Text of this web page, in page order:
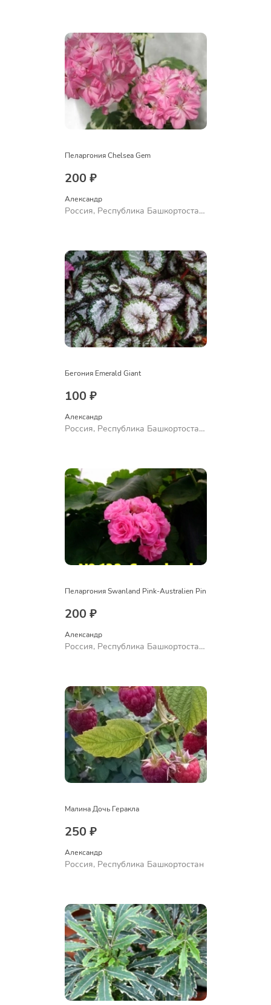
Пеларгония Chelsea Gem
200 ₽
Александр
Россия, Республика Башкортостан,
Бегония Emerald Giant
100 ₽
Александр
Россия, Республика Башкортостан,
Пеларгония Swanland Pink-Australien Pin
200 ₽
Александр
Россия, Республика Башкортостан,
Малина Дочь Геракла
250 ₽
Александр
Россия, Республика Башкортостан